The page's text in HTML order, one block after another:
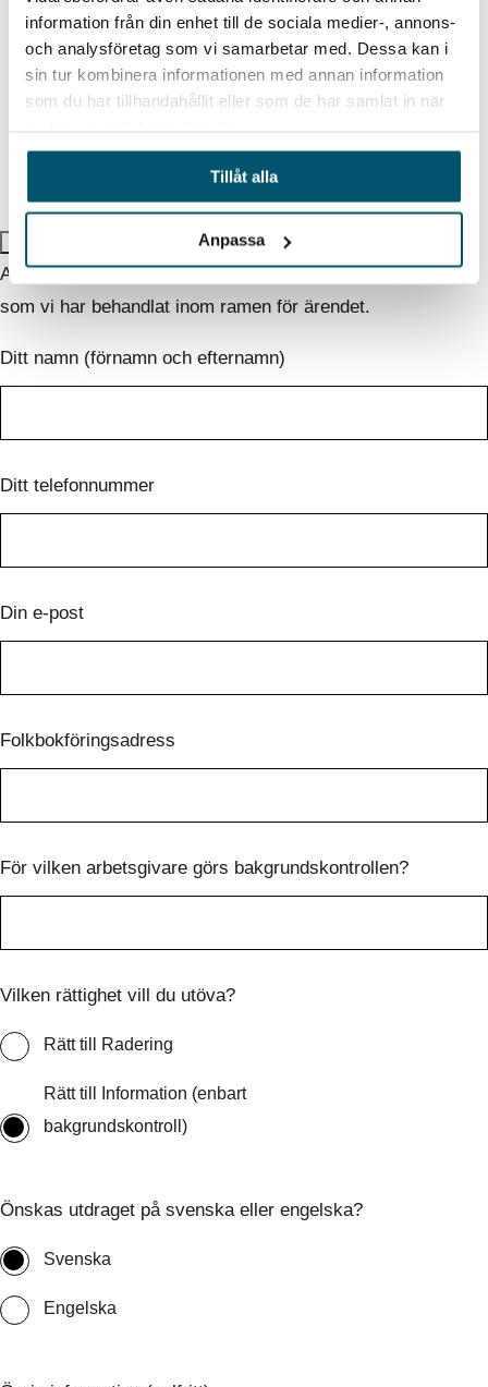
information från din enhet till de sociala medier-, annons-
och analysföretag som vi samarbetar med. Dessa kan i
sin tur kombinera informationen med annan information
som du har tillhandahållit eller som de har samlat in när
Tillåt alla
Anpassa
Jag godkänner villkoren. Läs mer i vår
Använd detta formulär för att ta del av de personuppgifter
som vi har behandlat inom ramen för ärendet.
Ditt namn (förnamn och efternamn)
Ditt telefonnummer
Din e-post
Folkbokföringsadress
För vilken arbetsgivare görs bakgrundskontrollen?
Vilken rättighet vill du utöva?
Rätt till Radering
Rätt till Information (enbart
bakgrundskontroll)
Önskas utdraget på svenska eller engelska?
Svenska
Engelska